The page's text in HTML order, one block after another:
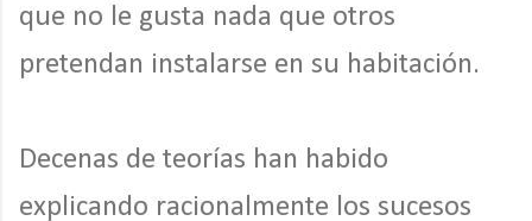
que no le gusta nada que otros
pretendan instalarse en su habitación.
Decenas de teorías han habido
explicando racionalmente los sucesos